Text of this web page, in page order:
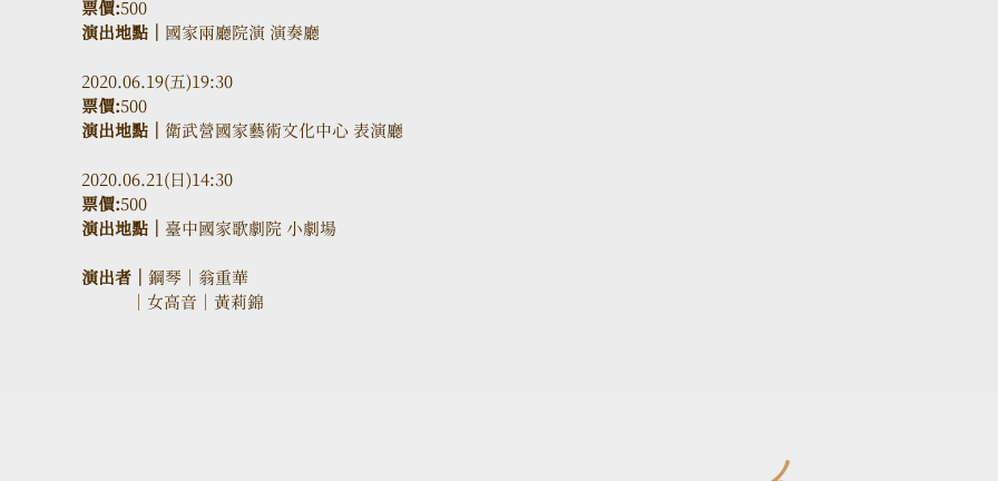
票價:500
演出地點｜
國家兩廳院演 演奏廳
2020.06.19(五)19:30
票價:500
演出地點｜ 衛武營國家藝術文化中心 表演廳
2020.06.21(日)14:30
票價:500
演出地點｜ 臺中國家歌劇院 小劇場
演出者｜ 鋼琴｜翁重華
           ｜女高音｜黃莉錦